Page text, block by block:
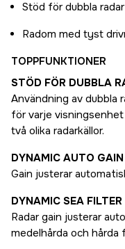
Stöd för dubbla radar
Radom med tyst
TOPPFUNKTIONER
STÖD FÖR DUBBLA
Användning av dubbla
för varje
två olika radarkällor.
DYNAMIC AUTO GAIN
Gain justerar
DYNAMIC SEA FILTER
Radar gain justerar
medelhårda och hårda